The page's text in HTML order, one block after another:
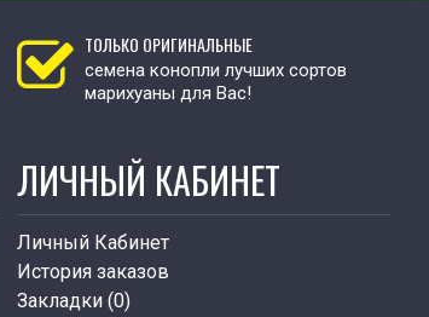
ТОЛЬКО ОРИГИНАЛЬНЫЕ
семена конопли лучших сортов
марихуаны для Вас!
ЛИЧНЫЙ КАБИНЕТ
Личный Кабинет
История заказов
Закладки (0)